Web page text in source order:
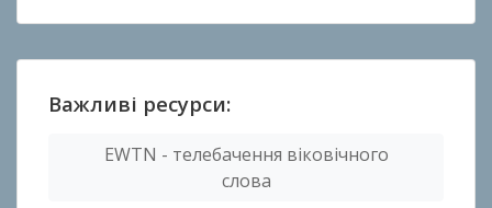
Важливі ресурси:
EWTN - телебачення віковічного
слова